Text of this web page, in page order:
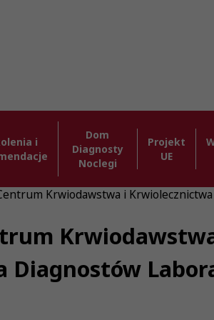
i
Dom
Diagnosty
Noclegi
Projekt
UE
Krwiodawstwa i
Diagnostów